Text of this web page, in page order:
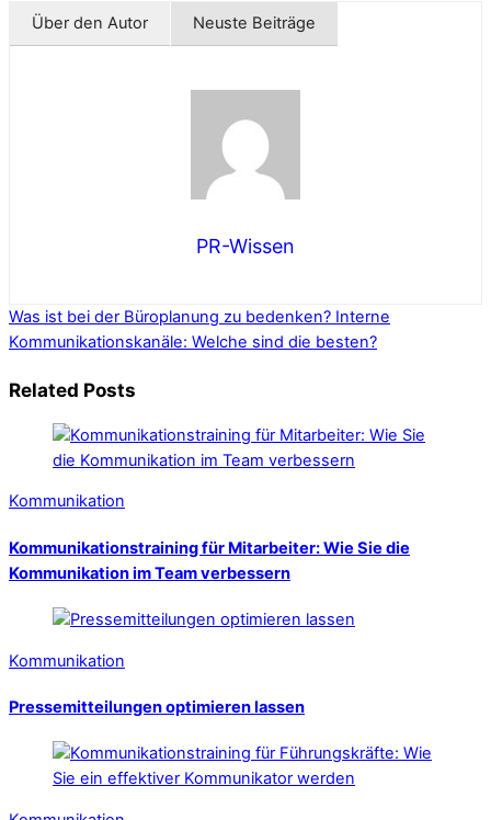
Über den Autor Neuste Beiträge
PR-Wissen
Was ist bei der Büroplanung zu bedenken? Interne
Kommunikationskanäle: Welche sind die besten?
Related Posts
Kommunikation
Kommunikationstraining für Mitarbeiter: Wie Sie die
Kommunikation im Team verbessern
Kommunikation
Pressemitteilungen optimieren lassen